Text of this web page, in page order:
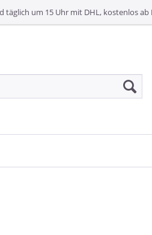
täglich um 15 Uhr mit DHL, kostenlos ab